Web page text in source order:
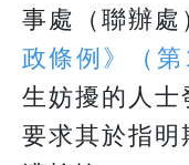
事處（聯辦處
政條例》（第
生妨擾的人士
要求其於指